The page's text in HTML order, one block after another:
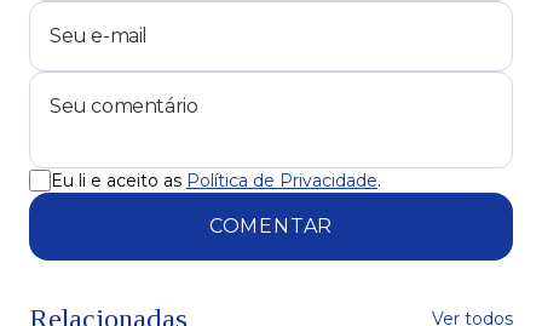
Eu li e aceito as Política de Privacidade.
COMENTAR
Relacionadas Ver todos